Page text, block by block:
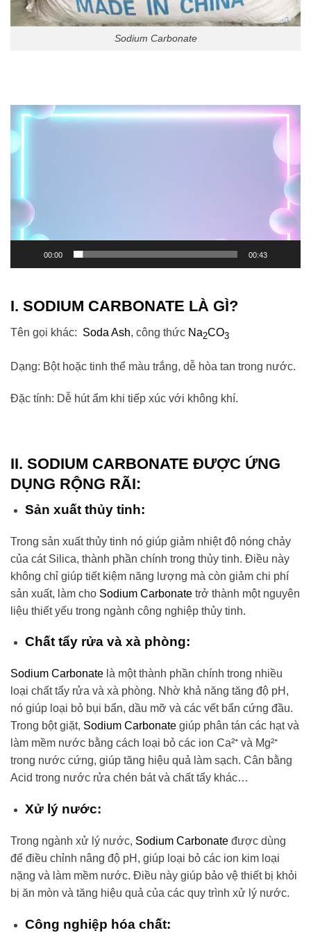
Sodium Carbonate
Trình
chơi
Video
00:00 00:43
I. SODIUM CARBONATE LÀ GÌ?
Tên gọi khác: Soda Ash, công thức Na2CO3
Dạng: Bột hoặc tinh thể màu trắng, dễ hòa tan trong nước.
Đặc tính: Dễ hút ẩm khi tiếp xúc với không khí.
II. SODIUM CARBONATE ĐƯỢC ỨNG
DỤNG RỘNG RÃI:
Sản xuất thủy tinh:
Trong sản xuất thủy tinh nó giúp giảm nhiệt độ nóng chảy
của cát Silica, thành phần chính trong thủy tinh. Điều này
không chỉ giúp tiết kiệm năng lượng mà còn giảm chi phí
sản xuất, làm cho Sodium Carbonate trở thành một nguyên
liệu thiết yếu trong ngành công nghiệp thủy tinh.
Chất tẩy rửa và xà phòng:
Sodium Carbonate là một thành phần chính trong nhiều
loại chất tẩy rửa và xà phòng. Nhờ khả năng tăng độ pH,
nó giúp loại bỏ bụi bẩn, dầu mỡ và các vết bẩn cứng đầu.
Trong bột giặt, Sodium Carbonate giúp phân tán các hạt và
làm mềm nước bằng cách loại bỏ các ion Ca²⁺ và Mg²⁺
trong nước cứng, giúp tăng hiệu quả làm sạch. Cân bằng
Acid trong nước rửa chén bát và chất tẩy khác…
Xử lý nước:
Trong ngành xử lý nước, Sodium Carbonate được dùng
để điều chỉnh nâng độ pH, giúp loại bỏ các ion kim loại
nặng và làm mềm nước. Điều này giúp bảo vệ thiết bị khỏi
bị ăn mòn và tăng hiệu quả của các quy trình xử lý nước.
Công nghiệp hóa chất: